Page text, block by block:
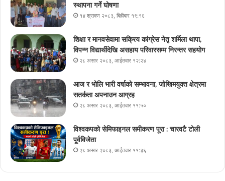
स्थापना गर्ने घोषणा
१४ श्रावण २०८३, बिहीबार १९:१६
शिक्षा र मानवसेवामा सक्रिय कांग्रेस नेतृ शर्मिला थापा,
विपन्न विद्यार्थीदेखि असहाय परिवारसम्म निरन्तर सहयोग
२८ असार २०८३, आईतवार १२:२४
आज र भोलि भारी वर्षाको सम्भावना, जोखिमयुक्त क्षेत्रमा
सतर्कता अपनाउन आग्रह
२८ असार २०८३, आईतवार ११:५०
विश्वकपको सेमिफाइनल समीकरण पूरा : चारवटै टोली
पूर्वविजेता
२८ असार २०८३, आईतवार ११:३६